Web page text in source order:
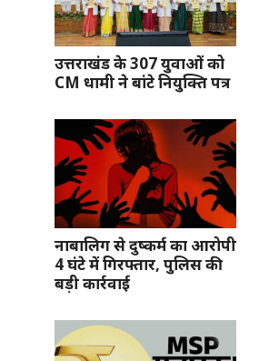
उत्तराखंड के 307 युवाओं को
CM धामी ने बांटे नियुक्ति पत्र
नाबालिग से दुष्कर्म का आरोपी
4 घंटे में गिरफ्तार, पुलिस की
बड़ी कार्रवाई